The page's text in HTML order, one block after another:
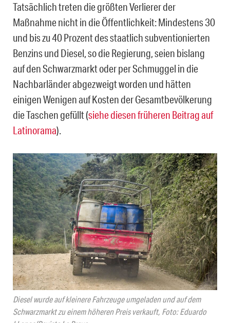
Tatsächlich treten die größten Verlierer der
Maßnahme nicht in die Öffentlichkeit: Mindestens 30
und bis zu 40 Prozent des staatlich subventionierten
Benzins und Diesel, so die Regierung, seien bislang
auf den Schwarzmarkt oder per Schmuggel in die
Nachbarländer abgezweigt worden und hätten
einigen Wenigen auf Kosten der Gesamtbevölkerung
die Taschen gefüllt (siehe diesen früheren Beitrag auf
Latinorama).
Diesel wurde auf kleinere Fahrzeuge umgeladen und auf dem
Schwarzmarkt zu einem höheren Preis verkauft, Foto: Eduardo